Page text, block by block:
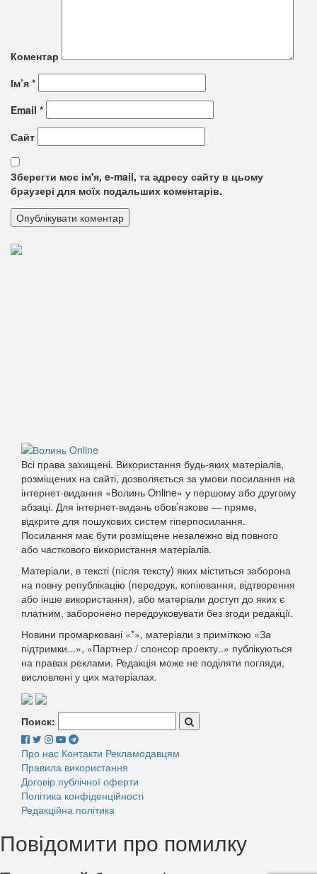
Коментар
Ім’я *
Email *
Сайт
Зберегти моє ім'я, e-mail, та адресу сайту в цьому
браузері для моїх подальших коментарів.
Всі права захищені. Використання будь-яких матеріалів,
розміщених на сайті, дозволяється за умови посилання на
інтернет-видання «Волинь Online» у першому або другому
абзаці. Для інтернет-видань обов’язкове — пряме,
відкрите для пошукових систем гіперпосилання.
Посилання має бути розміщене незалежно від повного
або часткового використання матеріалів.
Матеріали, в тексті (після тексту) яких міститься заборона
на повну републікацію (передрук, копіювання, відтворення
або інше використання), або матеріали доступ до яких є
платним, заборонено передруковувати без згоди редакції.
Новини промарковані «*», матеріали з приміткою «За
підтримки...», «Партнер / спонсор проекту..» публікуються
на правах реклами. Редакція може не поділяти погляди,
висловлені у цих матеріалах.
Поиск:
Про нас Контакти Рекламодавцям
Правила використання
Договір публічної оферти
Політика конфіденційності
Редакційна політика
Повідомити про помилку